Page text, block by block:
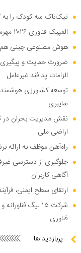
تیک‌تاک سه کودک را به
المپیک فناوری ۲۰۲۶ مهرماه ۱۴۰۵ در پارک فناوری پردیس برگزار می‌شود
هوش مصنوعی چینی هم
ضرورت حمایت و پیگیری
الزامات پدافند غیرعامل
توسعه کشاورزی هوشمند
سایبری
نقش مدیریت بحران در
اراضی ملی
راه‌آهن موظف به ارائه
جلوگیری از دسترسی
آگاهی کاربران
ارتقای سطح ایمنی،
فناوری
پربازدید ها